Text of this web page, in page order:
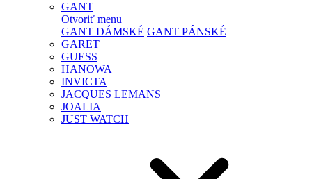
GANT
Otvoriť menu
GANT DÁMSKÉ GANT PÁNSKÉ
GARET
GUESS
HANOWA
INVICTA
JACQUES LEMANS
JOALIA
JUST WATCH